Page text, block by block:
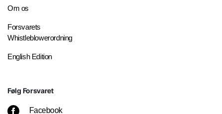
Om os
Forsvarets
Whistleblowerordning
English Edition
Følg Forsvaret
Facebook